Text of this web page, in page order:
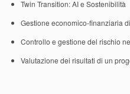
Twin Transition: AI e Sostenibilità
Gestione economico-finanziaria
Controllo e gestione del rischio
Valutazione dei risultati di un